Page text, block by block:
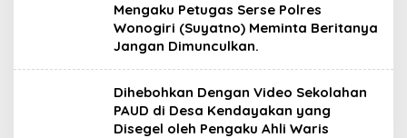
Mengaku Petugas Serse Polres
Wonogiri (Suyatno) Meminta Beritanya
Jangan Dimunculkan.
Dihebohkan Dengan Video Sekolahan
PAUD di Desa Kendayakan yang
Disegel oleh Pengaku Ahli Waris